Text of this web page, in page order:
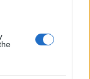
sem lesz
és